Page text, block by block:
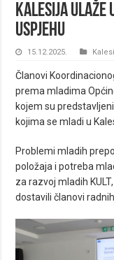
Kalesija ulaže
uspjehu
15.12.2025.
Članovi
prema mladima
kojem su
kojima se mladi u
Problemi mladih
položaja i potreba
za razvoj mladih
dostavili članovi